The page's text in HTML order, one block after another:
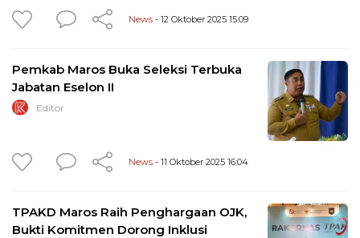
News - 12 Oktober 2025 15:09
Pemkab Maros Buka Seleksi Terbuka
Jabatan Eselon II
Editor
News - 11 Oktober 2025 16:04
TPAKD Maros Raih Penghargaan OJK,
Bukti Komitmen Dorong Inklusi